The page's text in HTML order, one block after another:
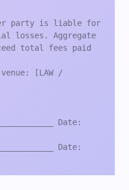
party is liable for
losses. Aggregate
total fees paid
[LAW /
Date:
Date: